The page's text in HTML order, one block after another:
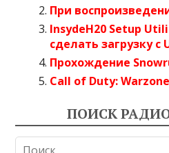
При
InsydeH20 Setup
сделать загрузку с
Прохождение
Call of Duty:
ПОИСК